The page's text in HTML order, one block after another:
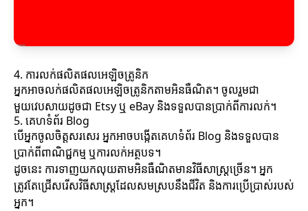
4. ការលក់ផលិតផលអេឡិចត្រូនិក
អ្នកអាចលក់ផលិតផលអេឡិចត្រូនិកតាមអិនធឺណិត។ ចូលរួមជា
មួយវេបសាយដូចជា Etsy ឬ eBay និងទទួលបានប្រាក់ពីការលក់។
5. គេហទំព័រ Blog
បើអ្នកចូលចិត្តសរសេរ អ្នកអាចបង្កើតគេហទំព័រ Blog និងទទួលបាន
ប្រាក់ពីពាណិជ្ជកម្ម ឬការលក់អត្ថបទ។
ដូចនេះ ការទាញយកលុយតាមអិនធឺណិតមានវិធីសាស្ត្រច្រើន។ អ្នក
ត្រូវតែជ្រើសរើសវិធីសាស្ត្រដែលសមស្របនឹងជីវិត និងការប្រើប្រាស់របស់
អ្នក។